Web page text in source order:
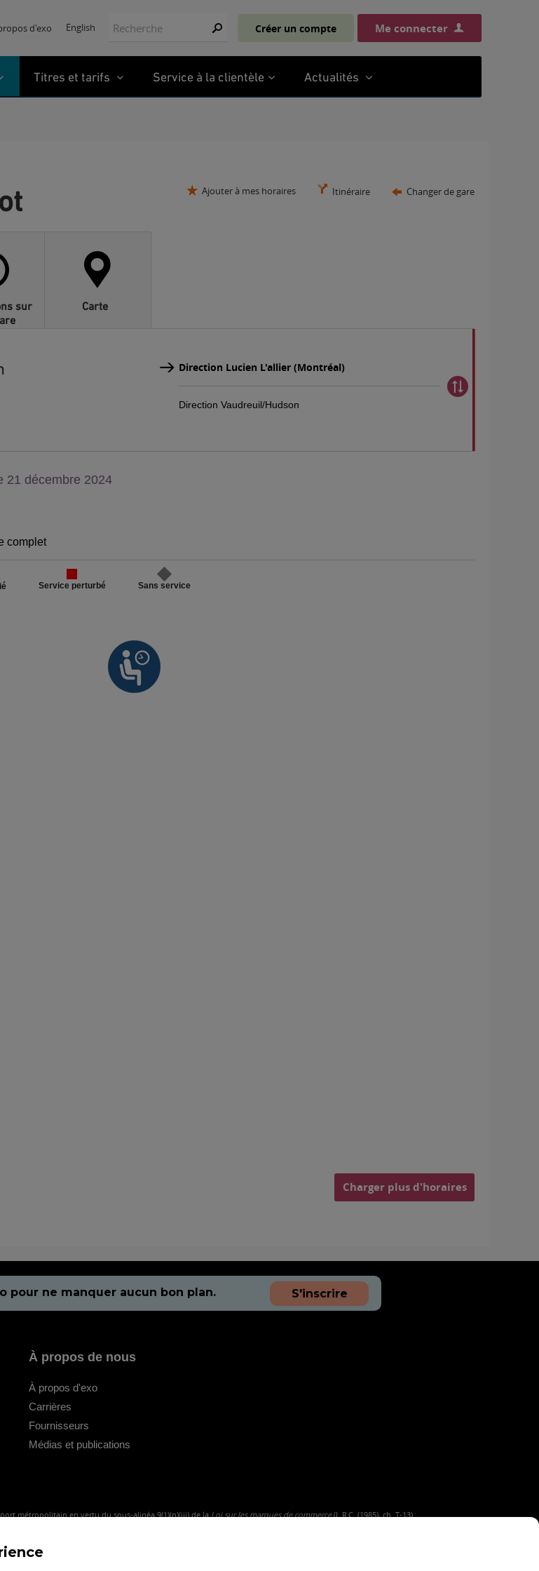
d'exo English Créer un compte Me connecter
Titres et tarifs Service à la clientèle Actualités
Ajouter à mes horaires Itinéraire Changer de gare
sur
Carte
Direction Lucien L'allier (Montréal)
Direction Vaudreuil/Hudson
21 décembre 2024
complet
Service perturbé Sans service
Charger plus d'horaires
pour ne manquer aucun bon plan. S'inscrire
À propos de nous
À propos d'exo
Carrières
Fournisseurs
Médias et publications
métropolitain en vertu du sous-alinéa 9(1)(n)(iii) de laLoi sur les marques de commerce(L.R.C. (1985), ch. T-13).